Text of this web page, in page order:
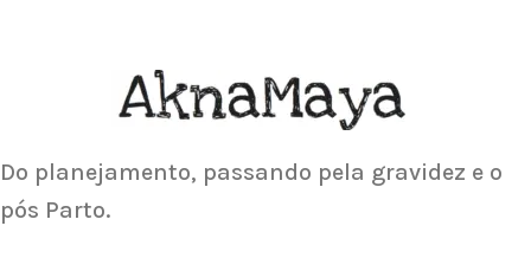
Acupuntura focada para Fertilidade e
Gravidez
Saiba Mais
Do planejamento, passando pela gravidez e o
pós Parto.